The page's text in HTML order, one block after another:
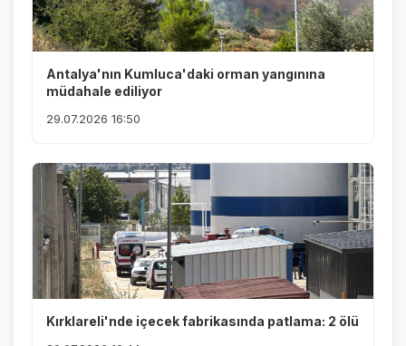
Antalya'nın Kumluca'daki orman yangınına
müdahale ediliyor
29.07.2026 16:50
Kırklareli'nde içecek fabrikasında patlama: 2 ölü